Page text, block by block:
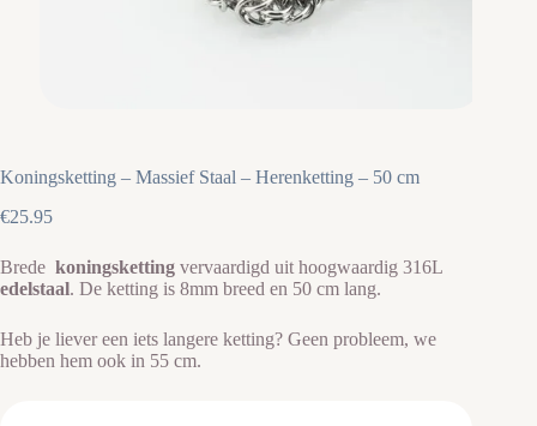
Koningsketting – Massief Staal – Herenketting – 50 cm
€25.95
Brede koningsketting vervaardigd uit hoogwaardig 316L
edelstaal. De ketting is 8mm breed en 50 cm lang.
Heb je liever een iets langere ketting? Geen probleem, we
hebben hem ook in 55 cm.